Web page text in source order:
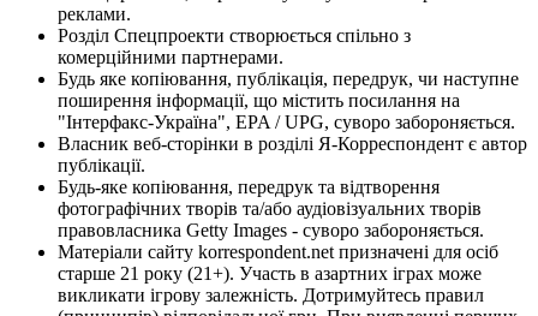
реклами.
Розділ Спецпроекти створюється спільно з
комерційними партнерами.
Будь яке копіювання, публікація, передрук, чи наступне
поширення інформації, що містить посилання на
"Інтерфакс-Україна", EPA / UPG, суворо забороняється.
Власник веб-сторінки в розділі Я-Корреспондент є автор
публікації.
Будь-яке копіювання, передрук та відтворення
фотографічних творів та/або аудіовізуальних творів
правовласника Getty Images - суворо забороняється.
Матеріали сайту korrespondent.net призначені для осіб
старше 21 року (21+). Участь в азартних іграх може
викликати ігрову залежність. Дотримуйтесь правил